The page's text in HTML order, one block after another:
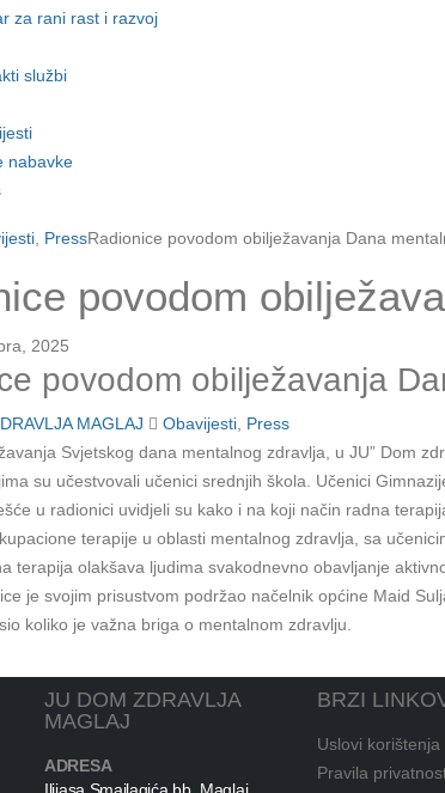
za rani rast i razvoj
službi
nabavke
PressRadionice povodom obilježavanja Dana
povodom
2025
povodom obilježavanja
MAGLAJ Obavijesti Press
Svjetskog dana mentalnog zdravlja, u JU” Dom
su učestvovali učenici srednjih škola. Učenici
u radionici uvidjeli su kako i na koji način radna
terapije u oblasti mentalnog zdravlja, sa
terapija olakšava ljudima svakodnevno obavljanje
je svojim prisustvom podržao načelnik općine Maid
koliko je važna briga o mentalnom zdravlju.
JU DOM ZDRAVLJA
MAGLAJ
ADRESA
Ilijasa Smajlagića bb, Maglaj
BRZI
Uslovi korištenja
Pravila